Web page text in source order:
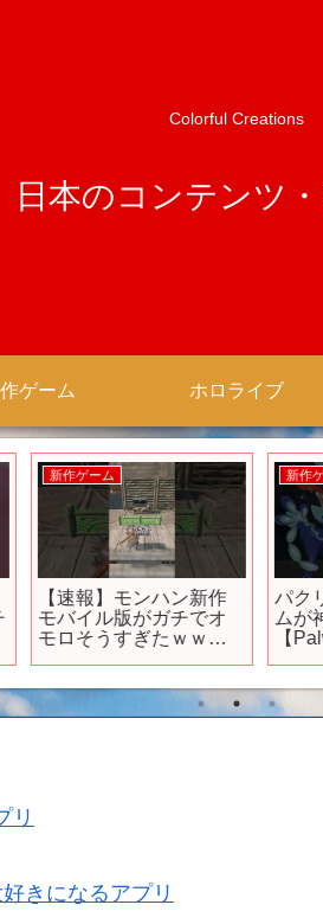
Colorful Creations
日本のコンテンツ
ゲーム ホロライブ
新作ゲーム
【速報】モンハン新作
モバイル版がガチでオ
モロそうすぎたｗｗｗ #
新作ゲー
パクリ
ムが神
【
リ
きになるアプリ